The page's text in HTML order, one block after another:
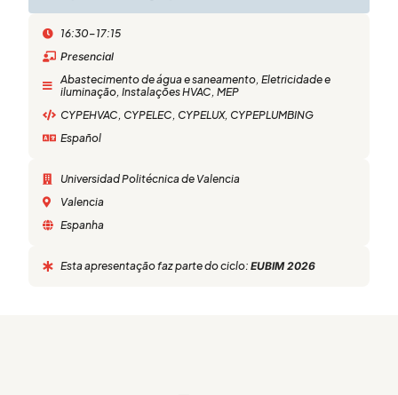
16:30-17:15
Presencial
Abastecimento de água e saneamento, Eletricidade e
iluminação, Instalações HVAC, MEP
CYPEHVAC, CYPELEC, CYPELUX, CYPEPLUMBING
Español
Universidad Politécnica de Valencia
Valencia
Espanha
Esta apresentação faz parte do ciclo: EUBIM 2026